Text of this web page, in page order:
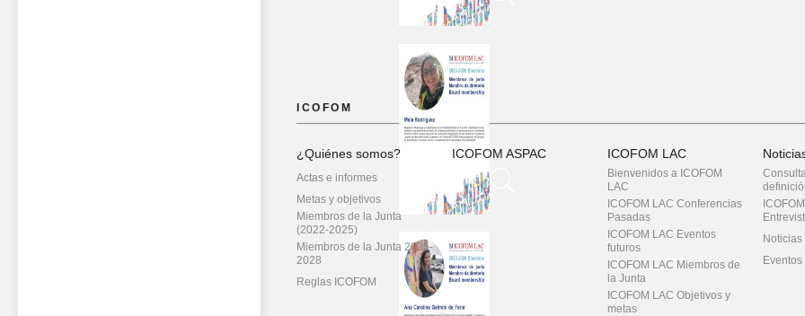
ICOFOM
¿Quiénes somos?
Actas e informes
Metas y objetivos
Miembros de la Junta
(2022-2025)
Miembros de la Junta 2025-
2028
Reglas ICOFOM
ICOFOM ASPAC ICOFOM LAC
Bienvenidos a ICOFOM
LAC
ICOFOM LAC Conferencias
Pasadas
ICOFOM LAC Eventos
futuros
ICOFOM LAC Miembros de
la Junta
ICOFOM LAC Objetivos y
metas